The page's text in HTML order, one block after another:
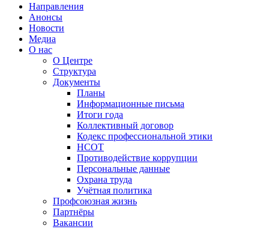
Направления
Анонсы
Новости
Медиа
О нас
О Центре
Структура
Документы
Планы
Информационные письма
Итоги года
Коллективный договор
Кодекс профессиональной этики
НСОТ
Противодействие коррупции
Персональные данные
Охрана труда
Учётная политика
Профсоюзная жизнь
Партнёры
Вакансии